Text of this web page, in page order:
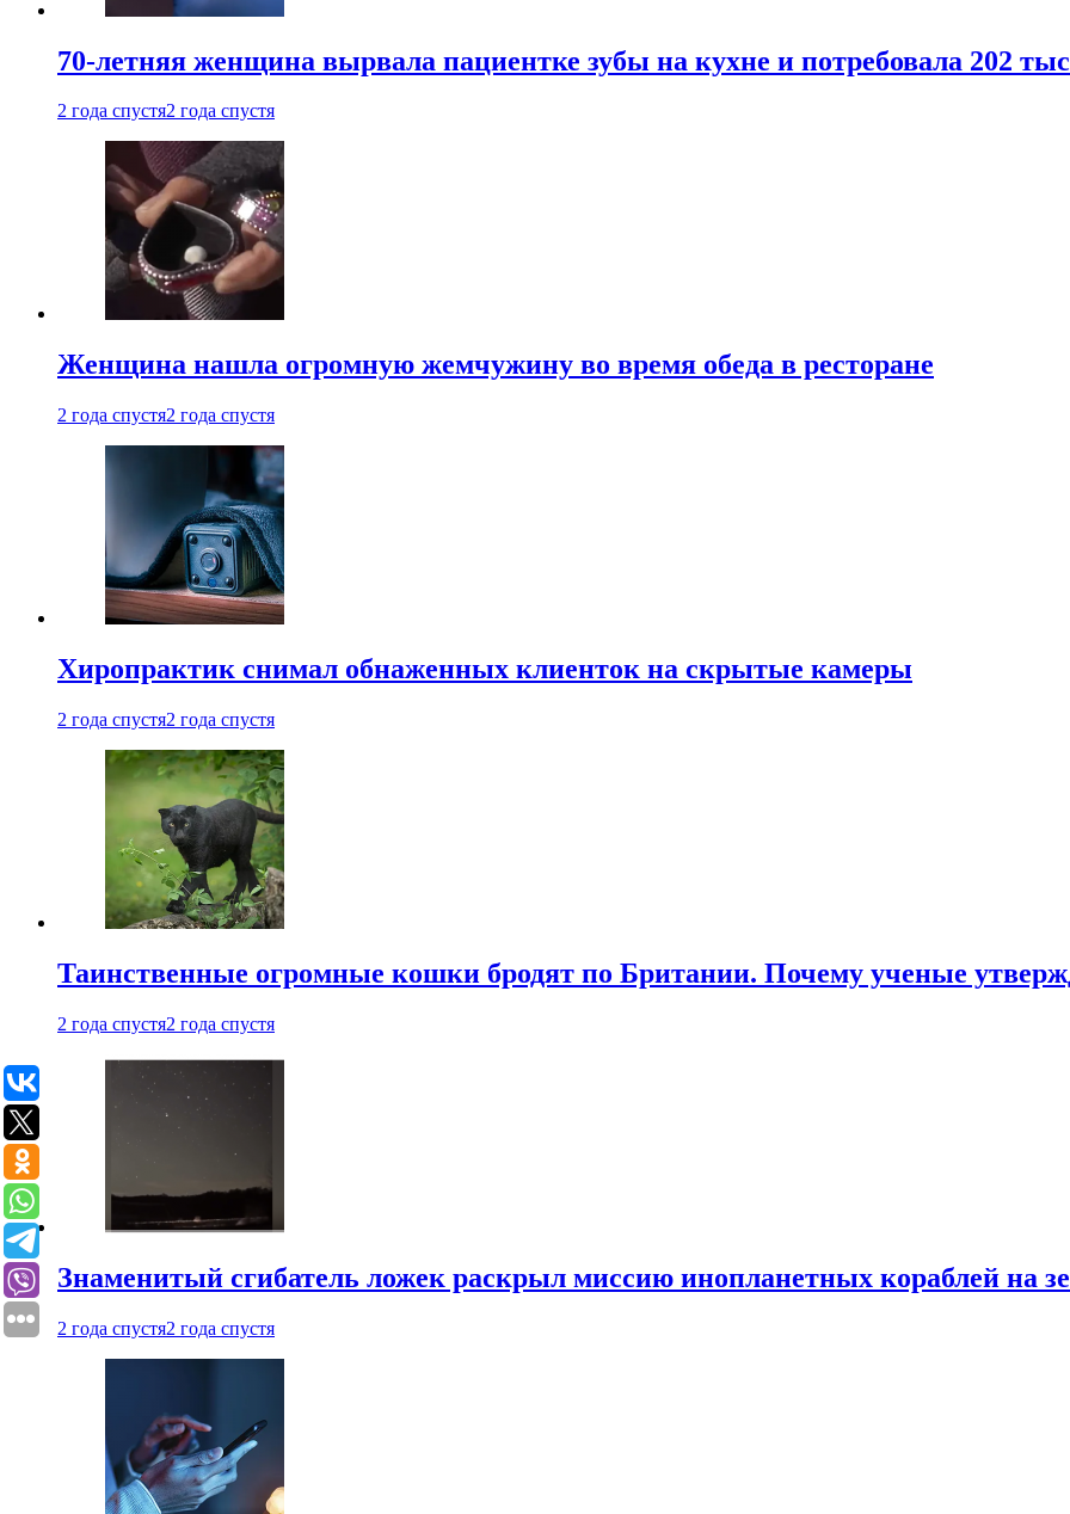
70-летняя женщина вырвала пациентке зубы на кухне и потребовала 202
2 года спустя2 года спустя
Женщина нашла огромную жемчужину во время обеда в ресторане
2 года спустя2 года спустя
Хиропрактик снимал обнаженных клиенток на скрытые камеры
2 года спустя2 года спустя
Таинственные огромные кошки бродят по Британии. Почему ученые
2 года спустя2 года спустя
Знаменитый сгибатель ложек раскрыл миссию инопланетных кораблей на
2 года спустя2 года спустя